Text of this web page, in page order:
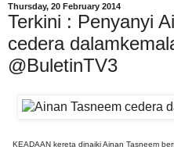
Thursday, 20 February 2014
Terkini : Penyanyi
cedera
@BuletinTV3
KEADAAN kereta dinaiki Ainan Tasneem